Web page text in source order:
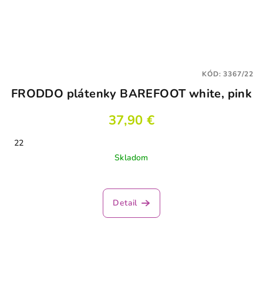
FRODDO plátenky BAREFOOT white, pink
37,90 €
22
Skladom
hodnotenie
produktu
Detail
KÓD:3367/22